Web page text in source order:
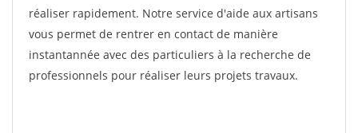
réaliser rapidement. Notre service d'aide aux artisans
vous permet de rentrer en contact de manière
instantannée avec des particuliers à la recherche de
professionnels pour réaliser leurs projets travaux.